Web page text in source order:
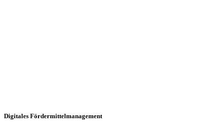
Digitales Fördermittelmanagement